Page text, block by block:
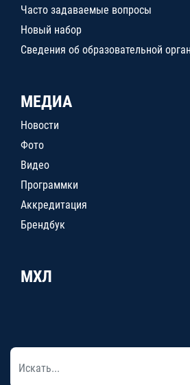
Часто задаваемые вопросы
Новый набор
Сведения об образовательной
МЕДИА
Новости
Фото
Видео
Программки
Аккредитация
Брендбук
МХЛ